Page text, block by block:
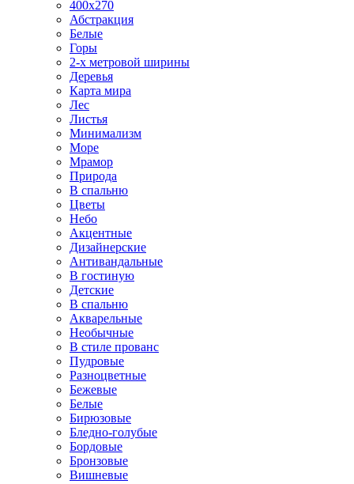
400х270
Абстракция
Белые
Горы
2-х метровой ширины
Деревья
Карта мира
Лес
Листья
Минимализм
Море
Мрамор
Природа
В спальню
Цветы
Небо
Акцентные
Дизайнерские
Антивандальные
В гостиную
Детские
В спальню
Акварельные
Необычные
В стиле прованс
Пудровые
Разноцветные
Бежевые
Белые
Бирюзовые
Бледно-голубые
Бордовые
Бронзовые
Вишневые